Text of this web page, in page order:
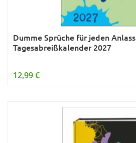
Dumme Sprüche für jeden Anlass
Tagesabreißkalender 2027
12,99 €